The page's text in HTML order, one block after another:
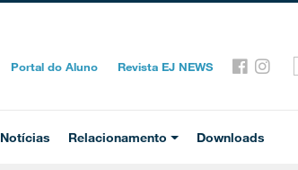
Portal do Aluno Revista EJ NEWS
Notícias Relacionamento Downloads